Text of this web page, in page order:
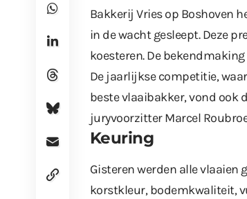
Bakkerij Vries op Boshoven
in de wacht gesleept. Deze
koesteren. De
De jaarlijkse competitie,
beste vlaaibakker, vond ook
juryvoorzitter Marcel
Keuring
Gisteren werden alle
korstkleur, bodemkwaliteit,